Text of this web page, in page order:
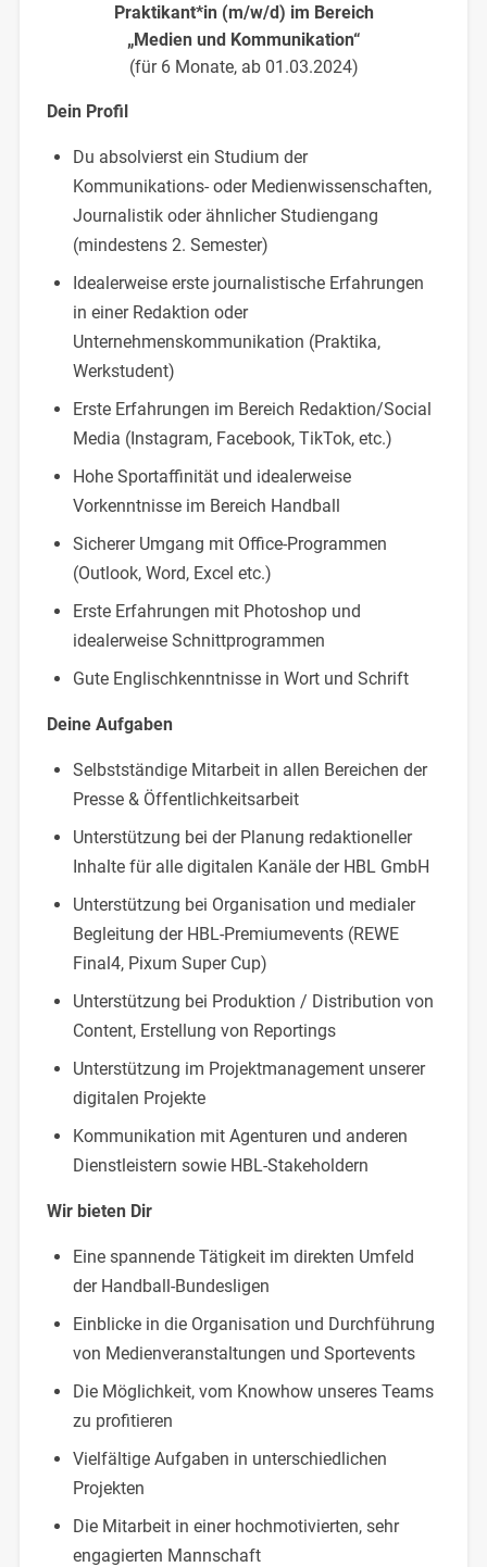
Praktikant*in (m/w/d) im Bereich
„Medien und Kommunikation“
(für 6 Monate, ab 01.03.2024)
Dein Profil
Du absolvierst ein Studium der
Kommunikations- oder Medienwissenschaften,
Journalistik oder ähnlicher Studiengang
(mindestens 2. Semester)
Idealerweise erste journalistische Erfahrungen
in einer Redaktion oder
Unternehmenskommunikation (Praktika,
Werkstudent)
Erste Erfahrungen im Bereich Redaktion/Social
Media (Instagram, Facebook, TikTok, etc.)
Hohe Sportaffinität und idealerweise
Vorkenntnisse im Bereich Handball
Sicherer Umgang mit Office-Programmen
(Outlook, Word, Excel etc.)
Erste Erfahrungen mit Photoshop und
idealerweise Schnittprogrammen
Gute Englischkenntnisse in Wort und Schrift
Deine Aufgaben
Selbstständige Mitarbeit in allen Bereichen der
Presse & Öffentlichkeitsarbeit
Unterstützung bei der Planung redaktioneller
Inhalte für alle digitalen Kanäle der HBL GmbH
Unterstützung bei Organisation und medialer
Begleitung der HBL-Premiumevents (REWE
Final4, Pixum Super Cup)
Unterstützung bei Produktion / Distribution von
Content, Erstellung von Reportings
Unterstützung im Projektmanagement unserer
digitalen Projekte
Kommunikation mit Agenturen und anderen
Dienstleistern sowie HBL-Stakeholdern
Wir bieten Dir
Eine spannende Tätigkeit im direkten Umfeld
der Handball-Bundesligen
Einblicke in die Organisation und Durchführung
von Medienveranstaltungen und Sportevents
Die Möglichkeit, vom Knowhow unseres Teams
zu profitieren
Vielfältige Aufgaben in unterschiedlichen
Projekten
Die Mitarbeit in einer hochmotivierten, sehr
engagierten Mannschaft